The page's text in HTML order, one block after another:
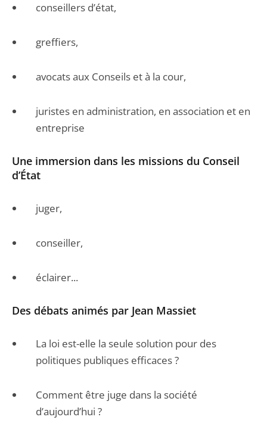
conseillers d’état,
greffiers,
avocats aux Conseils et à la cour,
juristes en administration, en association et en
entreprise
Une immersion dans les missions du Conseil
d’État
juger,
conseiller,
éclairer...
Des débats animés par Jean Massiet
La loi est-elle la seule solution pour des
politiques publiques efficaces ?
Comment être juge dans la société
d’aujourd’hui ?